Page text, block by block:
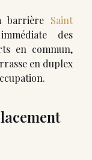
barrière Saint
des
en commun,
en duplex